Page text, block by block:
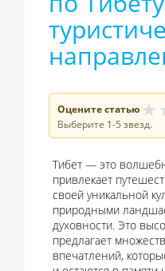
Оцените статью ★
Выберите 1-5 звезд.
Тибет — это
привлекает
своей уникальной
природными
духовности. Это
предлагает
впечатлений,